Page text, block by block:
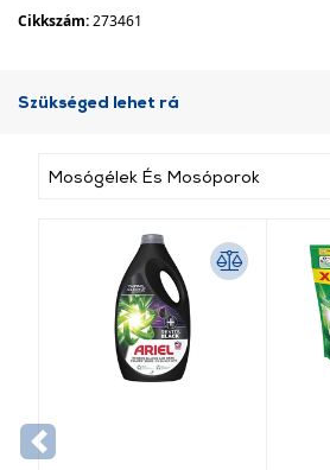
Cikkszám:273461
Szükséged lehet rá
Mosógélek És Mosóporok